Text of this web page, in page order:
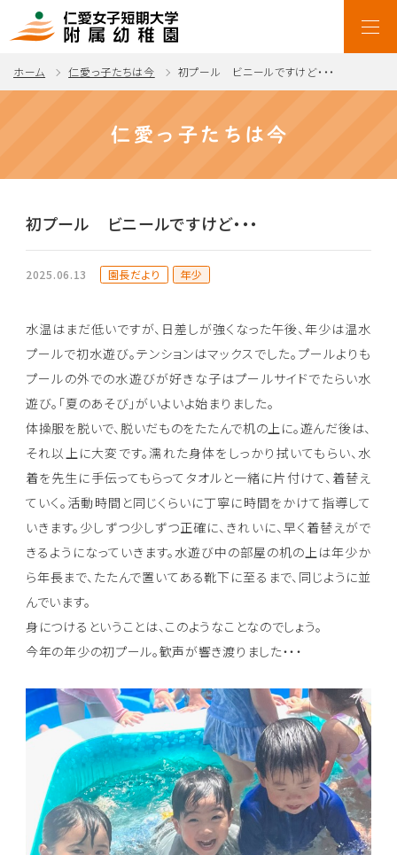
ホーム 仁愛っ子たちは今 初プール ビニールですけど・・・
仁愛っ子たちは今
初プール ビニールですけど・・・
2025.06.13 園長だより 年少
水温はまだ低いですが、日差しが強くなった午後、年少は温水
プールで初水遊び。テンションはマックスでした。プールよりも
プールの外での水遊びが好きな子はプールサイドでたらい水
遊び。「夏のあそび」がいよいよ始まりました。
体操服を脱いで、脱いだものをたたんで机の上に。遊んだ後は、
それ以上に大変です。濡れた身体をしっかり拭いてもらい、水
着を先生に手伝ってもらってタオルと一緒に片付けて、着替え
ていく。活動時間と同じくらいに丁寧に時間をかけて指導して
いきます。少しずつ少しずつ正確に、きれいに、早く着替えがで
きるようになっていきます。水遊び中の部屋の机の上は年少か
ら年長まで、たたんで置いてある靴下に至るまで、同じように並
んでいます。
身につけるということは、このようなことなのでしょう。
今年の年少の初プール。歓声が響き渡りました・・・